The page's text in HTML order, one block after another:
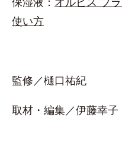
使い方
監修／樋口祐紀
取材・編集／伊藤幸子